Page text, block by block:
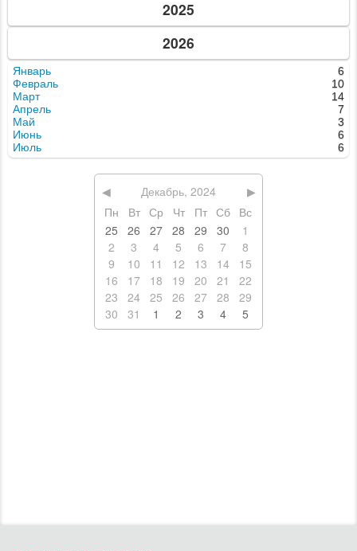
2025
2026
Январь
6
Февраль
10
Март
14
Апрель
7
Май
3
Июнь
6
Июль
6
◀ Декабрь, 2024
▶
Пн
Вт Ср Чт Пт Сб Вс
25
26 27 28 29 30
1
2
3 4 5 6 7
8
9
10 11 12 13 14
15
16
17 18 19 20 21
22
23
24 25 26 27 28
29
30
31 1 2 3 4 5